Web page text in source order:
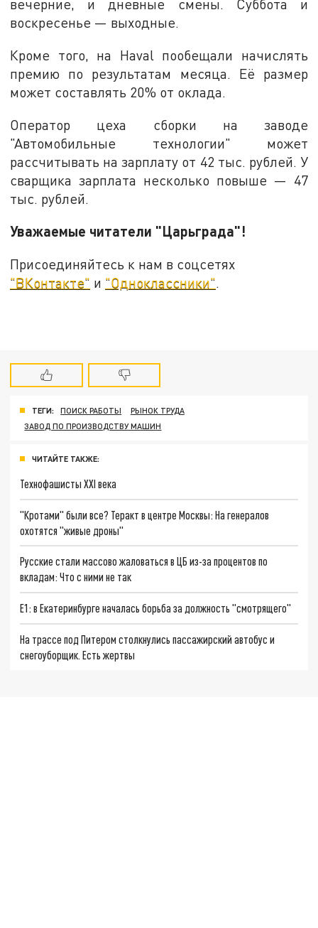
вечерние, и дневные смены. Суббота и
воскресенье — выходные.
Кроме того, на Haval пообещали начислять
премию по результатам месяца. Её размер
может составлять 20% от оклада.
Оператор цеха сборки на заводе
"Автомобильные технологии" может
рассчитывать на зарплату от 42 тыс. рублей. У
сварщика зарплата несколько повыше — 47
тыс. рублей.
Уважаемые читатели "Царьграда"!
Присоединяйтесь к нам в соцсетях
"ВКонтакте" и "Одноклассники".
ТЕГИ: ПОИСК РАБОТЫ
РЫНОК ТРУДА
ЗАВОД ПО ПРОИЗВОДСТВУ МАШИН
ЧИТАЙТЕ ТАКЖЕ:
Технофашисты XXI века
"Кротами" были все? Теракт в центре Москвы: На генералов
охотятся "живые дроны"
Русские стали массово жаловаться в ЦБ из-за процентов по
вкладам: Что с ними не так
E1: в Екатеринбурге началась борьба за должность "смотрящего"
На трассе под Питером столкнулись пассажирский автобус и
снегоуборщик. Есть жертвы